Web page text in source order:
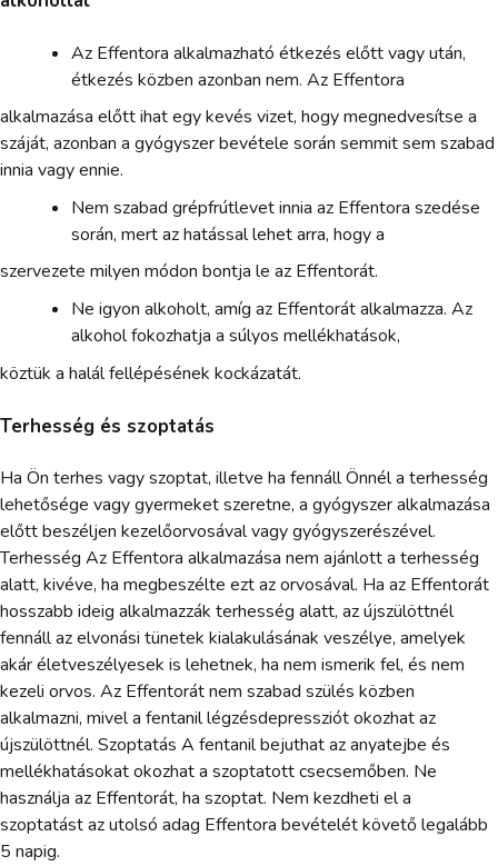
Az Effentora alkalmazható étkezés előtt vagy után,
étkezés közben azonban nem. Az Effentora
alkalmazása előtt ihat egy kevés vizet, hogy megnedvesítse a
száját, azonban a gyógyszer bevétele során semmit sem szabad
innia vagy ennie.
Nem szabad grépfrútlevet innia az Effentora szedése
során, mert az hatással lehet arra, hogy a
szervezete milyen módon bontja le az Effentorát.
Ne igyon alkoholt, amíg az Effentorát alkalmazza. Az
alkohol fokozhatja a súlyos mellékhatások,
köztük a halál fellépésének kockázatát.
Terhesség és szoptatás
Ha Ön terhes vagy szoptat, illetve ha fennáll Önnél a terhesség
lehetősége vagy gyermeket szeretne, a gyógyszer alkalmazása
előtt beszéljen kezelőorvosával vagy gyógyszerészével.
Terhesség Az Effentora alkalmazása nem ajánlott a terhesség
alatt, kivéve, ha megbeszélte ezt az orvosával. Ha az Effentorát
hosszabb ideig alkalmazzák terhesség alatt, az újszülöttnél
fennáll az elvonási tünetek kialakulásának veszélye, amelyek
akár életveszélyesek is lehetnek, ha nem ismerik fel, és nem
kezeli orvos. Az Effentorát nem szabad szülés közben
alkalmazni, mivel a fentanil légzésdepressziót okozhat az
újszülöttnél. Szoptatás A fentanil bejuthat az anyatejbe és
mellékhatásokat okozhat a szoptatott csecsemőben. Ne
használja az Effentorát, ha szoptat. Nem kezdheti el a
szoptatást az utolsó adag Effentora bevételét követő legalább
5 napig.